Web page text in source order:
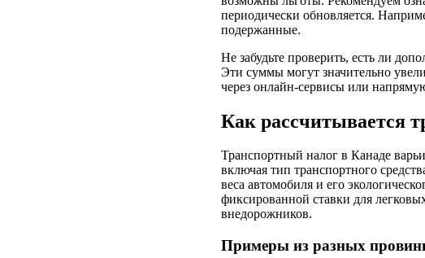
периодически обновляется.
подержанные.
Не забудьте проверить, есть ли
Эти суммы могут значительно
через онлайн-сервисы или
Как рассчитывается
Транспортный налог в Канаде
включая тип транспортного
веса автомобиля и его
фиксированной ставки для
внедорожников.
Примеры из разных